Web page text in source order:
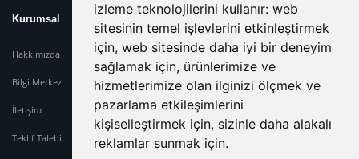
izleme teknolojilerini kullanır: web
sitesinin temel işlevlerini etkinleştirmek
için, web sitesinde daha iyi bir deneyim
sağlamak için, ürünlerimize ve
hizmetlerimize olan ilginizi ölçmek ve
pazarlama etkileşimlerini
kişiselleştirmek için, sizinle daha alakalı
reklamlar sunmak için.
Kurumsal
Hakkımızda
Bilgi Merkezi
İletişim
Teklif Talebi